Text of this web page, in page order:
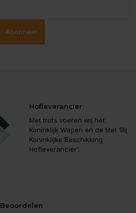
Abonneer
Hofleverancier
Met trots voeren wij het
Koninklijk Wapen en de titel ‘Bij
Koninklijke Beschikking
Hofleverancier'.
Beoordelen